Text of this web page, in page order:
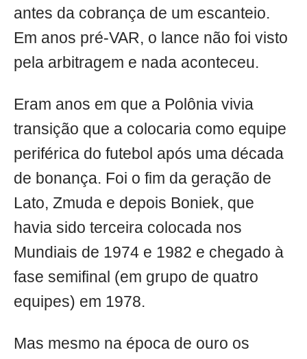
antes da cobrança de um escanteio.
Em anos pré-VAR, o lance não foi visto
pela arbitragem e nada aconteceu.
Eram anos em que a Polônia vivia
transição que a colocaria como equipe
periférica do futebol após uma década
de bonança. Foi o fim da geração de
Lato, Zmuda e depois Boniek, que
havia sido terceira colocada nos
Mundiais de 1974 e 1982 e chegado à
fase semifinal (em grupo de quatro
equipes) em 1978.
Mas mesmo na época de ouro os